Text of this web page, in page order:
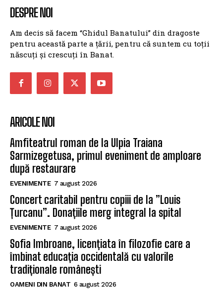
DESPRE NOI
Am decis să facem “Ghidul Banatului” din dragoste
pentru această parte a țării, pentru că suntem cu toții
născuți și crescuți în Banat.
ARICOLE NOI
Amfiteatrul roman de la Ulpia Traiana
Sarmizegetusa, primul eveniment de amploare
după restaurare
EVENIMENTE 7 august 2026
Concert caritabil pentru copiii de la ”Louis
Țurcanu”. Donațiile merg integral la spital
EVENIMENTE 7 august 2026
Sofia Imbroane, licențiata în filozofie care a
îmbinat educația occidentală cu valorile
tradiționale românești
OAMENI DIN BANAT 6 august 2026